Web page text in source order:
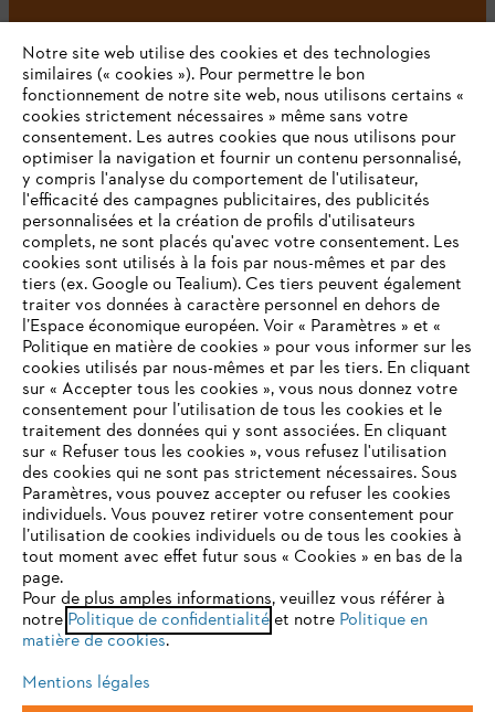
#STIHL
L'Entreprise
STIHL FAQ
Contact
Politique de protection des données
Mentions légales Utilisation des cookies
VOTRE NAVIGATEUR INTERNET
N'EST PLUS PRIS EN CHARGE
Vous utilisez un navigateur Internet que nous ne prenons plus
en charge, et certaines fonctionnalités de notre site ne
peuvent fonctionner correctement. Pour une utilisation
optimale de notre site, nous vous recommandons de passer à
l'un des navigateurs suivants :
Notre site web utilise des cookies et des technologies
similaires (« cookies »). Pour permettre le bon
fonctionnement de notre site web, nous utilisons certains «
cookies strictement nécessaires » même sans votre
consentement. Les autres cookies que nous utilisons pour
optimiser la navigation et fournir un contenu personnalisé,
y compris l'analyse du comportement de l'utilisateur,
l'efficacité des campagnes publicitaires, des publicités
personnalisées et la création de profils d'utilisateurs
complets, ne sont placés qu'avec votre consentement. Les
cookies sont utilisés à la fois par nous-mêmes et par des
tiers (ex. Google ou Tealium). Ces tiers peuvent également
traiter vos données à caractère personnel en dehors de
l’Espace économique européen. Voir « Paramètres » et «
Politique en matière de cookies » pour vous informer sur les
cookies utilisés par nous-mêmes et par les tiers. En cliquant
sur « Accepter tous les cookies », vous nous donnez votre
consentement pour l’utilisation de tous les cookies et le
traitement des données qui y sont associées. En cliquant
sur « Refuser tous les cookies », vous refusez l'utilisation
des cookies qui ne sont pas strictement nécessaires. Sous
Paramètres, vous pouvez accepter ou refuser les cookies
individuels. Vous pouvez retirer votre consentement pour
l’utilisation de cookies individuels ou de tous les cookies à
tout moment avec effet futur sous « Cookies » en bas de la
page.
Pour de plus amples informations, veuillez vous référer à
notre Politique de confidentialitéet notre Politique en
matière de cookies.
Mentions légales